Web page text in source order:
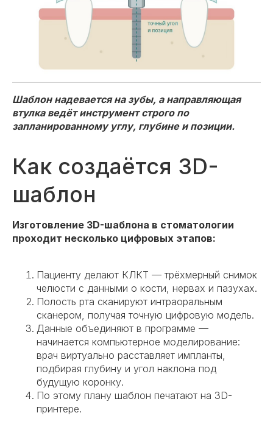
Шаблон надевается на зубы, а направляющая
втулка ведёт инструмент строго по
запланированному углу, глубине и позиции.
Как создаётся 3D-
шаблон
Изготовление 3D-шаблона в стоматологии
проходит несколько цифровых этапов:
Пациенту делают КЛКТ — трёхмерный снимок
челюсти с данными о кости, нервах и пазухах.
Полость рта сканируют интраоральным
сканером, получая точную цифровую модель.
Данные объединяют в программе —
начинается компьютерное моделирование:
врач виртуально расставляет импланты,
подбирая глубину и угол наклона под
будущую коронку.
По этому плану шаблон печатают на 3D-
принтере.